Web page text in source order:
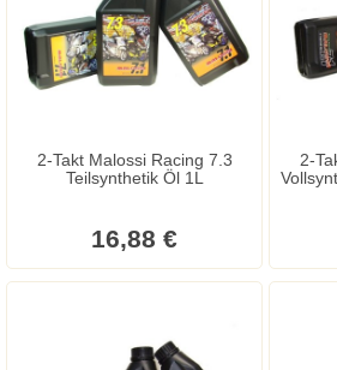
2-Takt Malossi Racing 7.3
Teilsynthetik Öl 1L
16,88 €
2-